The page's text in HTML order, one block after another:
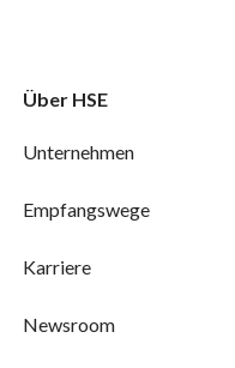
Über HSE
Unternehmen
Empfangswege
Karriere
Newsroom